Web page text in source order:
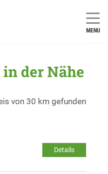
MENU
der Nähe
von 30 km gefunden
Details